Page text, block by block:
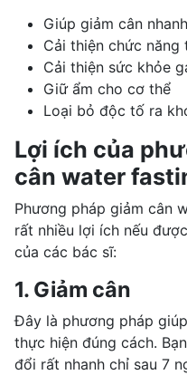
Giúp giảm cân nhanh
Cải thiện chức năng
Cải thiện sức khỏe
Giữ ẩm cho cơ thể
Loại bỏ độc tố ra
Lợi ích của
cân water
Phương pháp giảm cân
rất nhiều lợi ích nếu
của các bác sĩ:
1. Giảm cân
Đây là phương pháp
thực hiện đúng cách.
đổi rất nhanh chỉ sau 7